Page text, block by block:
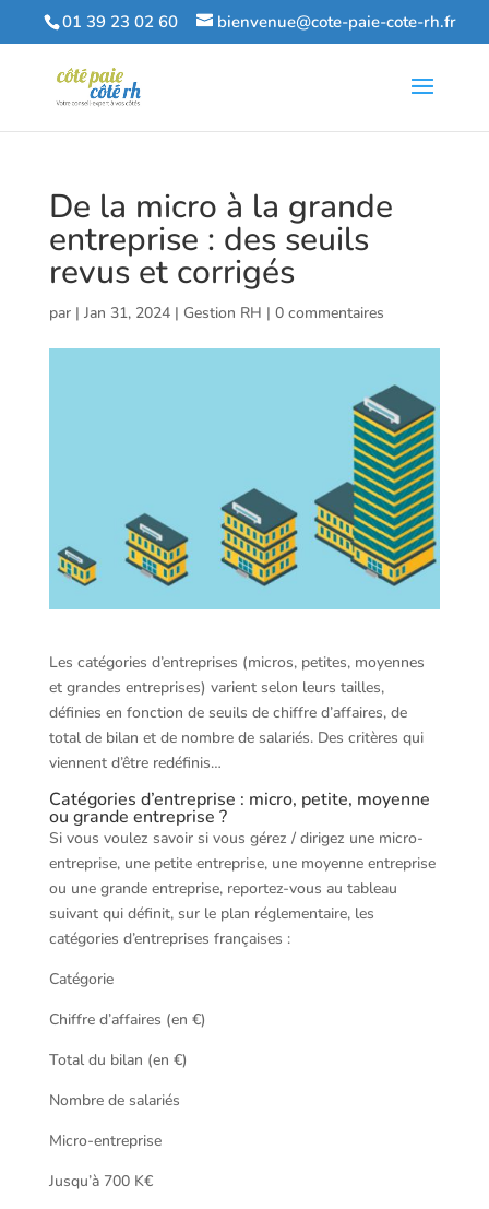
01 39 23 02 60 bienvenue@cote-paie-cote-rh.fr
De la micro à la grande
entreprise : des seuils
revus et corrigés
par | Jan 31, 2024| Gestion RH | 0 commentaires
Les catégories d’entreprises (micros, petites, moyennes
et grandes entreprises) varient selon leurs tailles,
définies en fonction de seuils de chiffre d’affaires, de
total de bilan et de nombre de salariés. Des critères qui
viennent d’être redéfinis…
Catégories d’entreprise : micro, petite, moyenne
ou grande entreprise ?
Si vous voulez savoir si vous gérez / dirigez une micro-
entreprise, une petite entreprise, une moyenne entreprise
ou une grande entreprise, reportez-vous au tableau
suivant qui définit, sur le plan réglementaire, les
catégories d’entreprises françaises :
Catégorie
Chiffre d’affaires (en €)
Total du bilan (en €)
Nombre de salariés
Micro-entreprise
Jusqu’à 700 K€